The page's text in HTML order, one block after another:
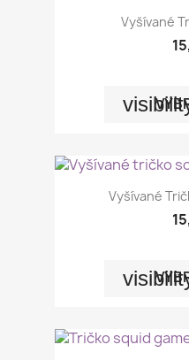
Vyšívané
Vyšívané